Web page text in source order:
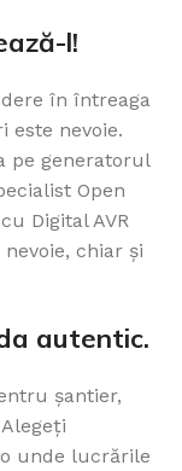
l!
în întreaga
este nevoie.
pe generatorul
Open
Digital AVR
chiar și
autentic.
șantier,
unde lucrările